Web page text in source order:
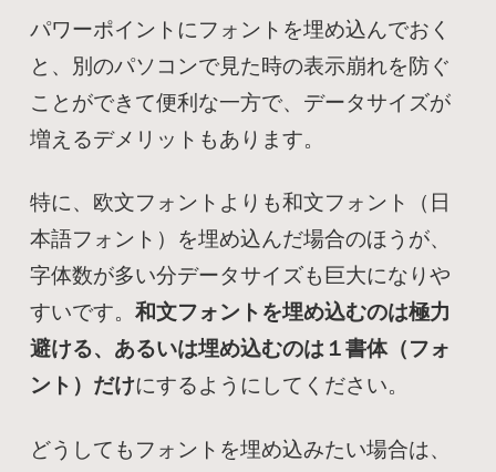
パワーポイントにフォントを埋め込んでおく
と、別のパソコンで見た時の表示崩れを防ぐ
ことができて便利な一方で、データサイズが
増えるデメリットもあります。
特に、欧文フォントよりも和文フォント（日
本語フォント）を埋め込んだ場合のほうが、
字体数が多い分データサイズも巨大になりや
すいです。和文フォントを埋め込むのは極力
避ける、あるいは埋め込むのは１書体（フォ
ント）だけにするようにしてください。
どうしてもフォントを埋め込みたい場合は、